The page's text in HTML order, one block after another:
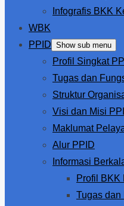
Infografis BKK
WBK
PPID Show sub menu
Profil Singkat
Tugas dan
Struktur
Visi dan Misi
Maklumat
Alur PPID
Informasi
Profil BKK
Tugas dan